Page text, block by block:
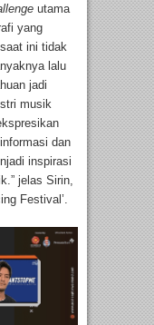
utama
yang
ini tidak
lalu
jadi
musik
dan
inspirasi
jelas Sirin,
Festival’.